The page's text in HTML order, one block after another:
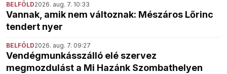
BELFÖLD2026. aug. 7. 10:33
Vannak, amik nem változnak: Mészáros Lőrinc
tendert nyer
BELFÖLD2026. aug. 7. 09:27
Vendégmunkásszálló elé szervez
megmozdulást a Mi Hazánk Szombathelyen